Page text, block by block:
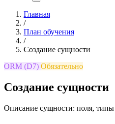
Главная
/
План обучения
/
Создание сущности
ORM (D7) Обязательно
Создание сущности
Описание сущности: поля, типы